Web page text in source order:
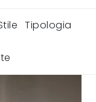
Tipologia